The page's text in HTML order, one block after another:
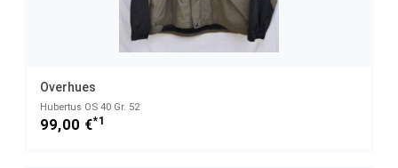
Overhues
Hubertus OS 40 Gr. 52
99,00 €*1